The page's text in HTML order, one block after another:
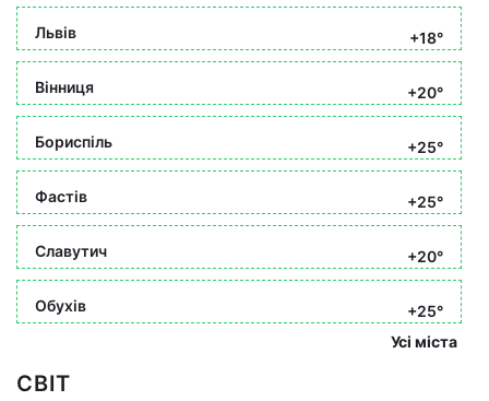
Львів +18°
Вінниця +20°
Бориспіль +25°
Фастів +25°
Славутич +20°
Обухів
+25°
Усі міста
СВІТ